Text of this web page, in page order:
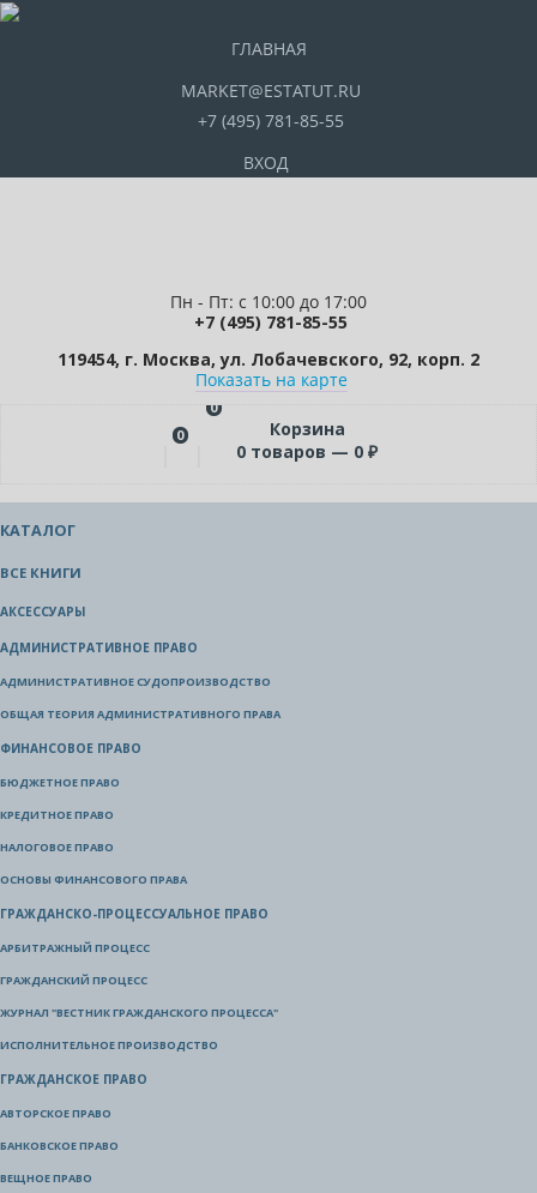
ГЛАВНАЯ
MARKET@ESTATUT.RU
+7 (495) 781-85-55
ВХОД
Пн - Пт: с 10:00 до 17:00
+7 (495) 781-85-55
119454, г. Москва, ул. Лобачевского, 92, корп. 2
Показать на карте
0
0
Корзина
0 товаров — 0 ₽
КАТАЛОГ
ВСЕ КНИГИ
АКСЕССУАРЫ
АДМИНИСТРАТИВНОЕ ПРАВО
АДМИНИСТРАТИВНОЕ СУДОПРОИЗВОДСТВО
ОБЩАЯ ТЕОРИЯ АДМИНИСТРАТИВНОГО ПРАВА
ФИНАНСОВОЕ ПРАВО
БЮДЖЕТНОЕ ПРАВО
КРЕДИТНОЕ ПРАВО
НАЛОГОВОЕ ПРАВО
ОСНОВЫ ФИНАНСОВОГО ПРАВА
ГРАЖДАНСКО-ПРОЦЕССУАЛЬНОЕ ПРАВО
АРБИТРАЖНЫЙ ПРОЦЕСС
ГРАЖДАНСКИЙ ПРОЦЕСС
ЖУРНАЛ "ВЕСТНИК ГРАЖДАНСКОГО ПРОЦЕССА"
ИСПОЛНИТЕЛЬНОЕ ПРОИЗВОДСТВО
ГРАЖДАНСКОЕ ПРАВО
АВТОРСКОЕ ПРАВО
БАНКОВСКОЕ ПРАВО
ВЕЩНОЕ ПРАВО